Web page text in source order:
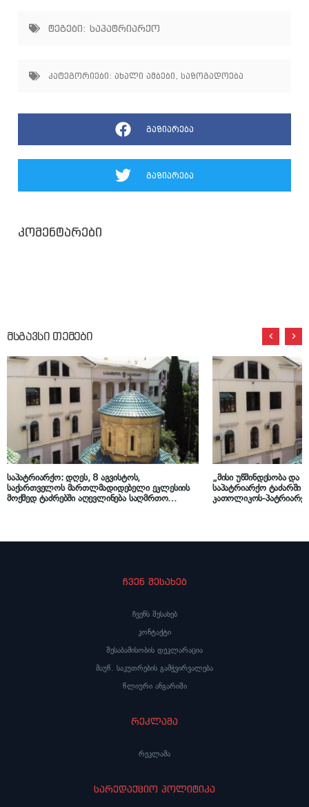
ტეგები: საპატრიარქო
კატეგორიები: ახალი ამბები , საზოგადოება
გაზიარება
გაზიარება
კომენტარები
მსგავსი თემები
საპატრიარქო: დღეს, 8 აგვისტოს,
საქართველოს მართლმადიდებელი ეკლესიის
მოქმედ ტაძრებში აღევლინება საღმრთო
„მისი უწმინდესობა და
საპატრიარქო ტაძარში
კათოლიკოს-პატრიარქ
ჩვენ შესახებ
ჩვენს შესახებ
კონტაქტი
შესაბამისობის დეკლარაცია
მაუწ. საკუთრების გამჭვირვალება
წლიური ანგარიში
რეკლამა
რეკლამა
სარედაქციო პოლიტიკა